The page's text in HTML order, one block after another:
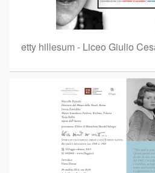
etty hillesum - Liceo Giulio